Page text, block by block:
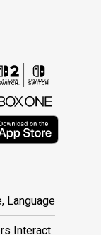
Language
Interact